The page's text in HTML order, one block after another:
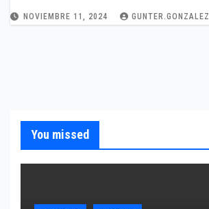
NOVIEMBRE 11, 2024 GUNTER.GONZALEZ
You missed